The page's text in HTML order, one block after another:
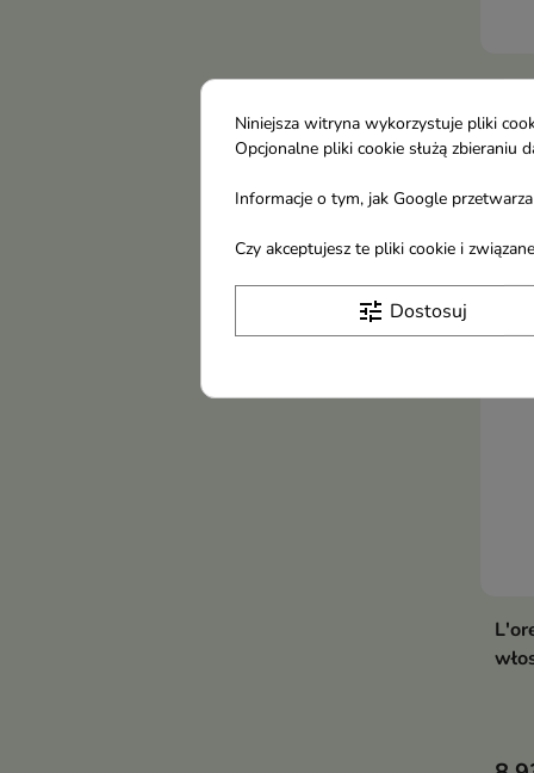
Niniejsza witryna wykorzystuje pliki
Opcjonalne pliki cookie służą
Informacje o tym, jak Google
Czy akceptujesz te pliki cookie i
tune Dostosuj